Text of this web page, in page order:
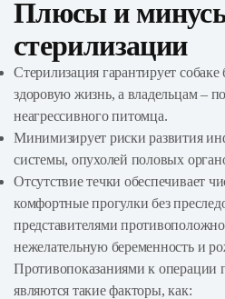
Плюсы и
стерилизации
Стерилизация гарантирует
здоровую жизнь, а владельцам –
неагрессивного питомца.
Минимизирует риски развития
системы, опухолей половых
Отсутствие течки обеспечивает
комфортные прогулки без
представителями
нежелательную беременность и
Противопоказаниями к операции
являются такие факторы, как: